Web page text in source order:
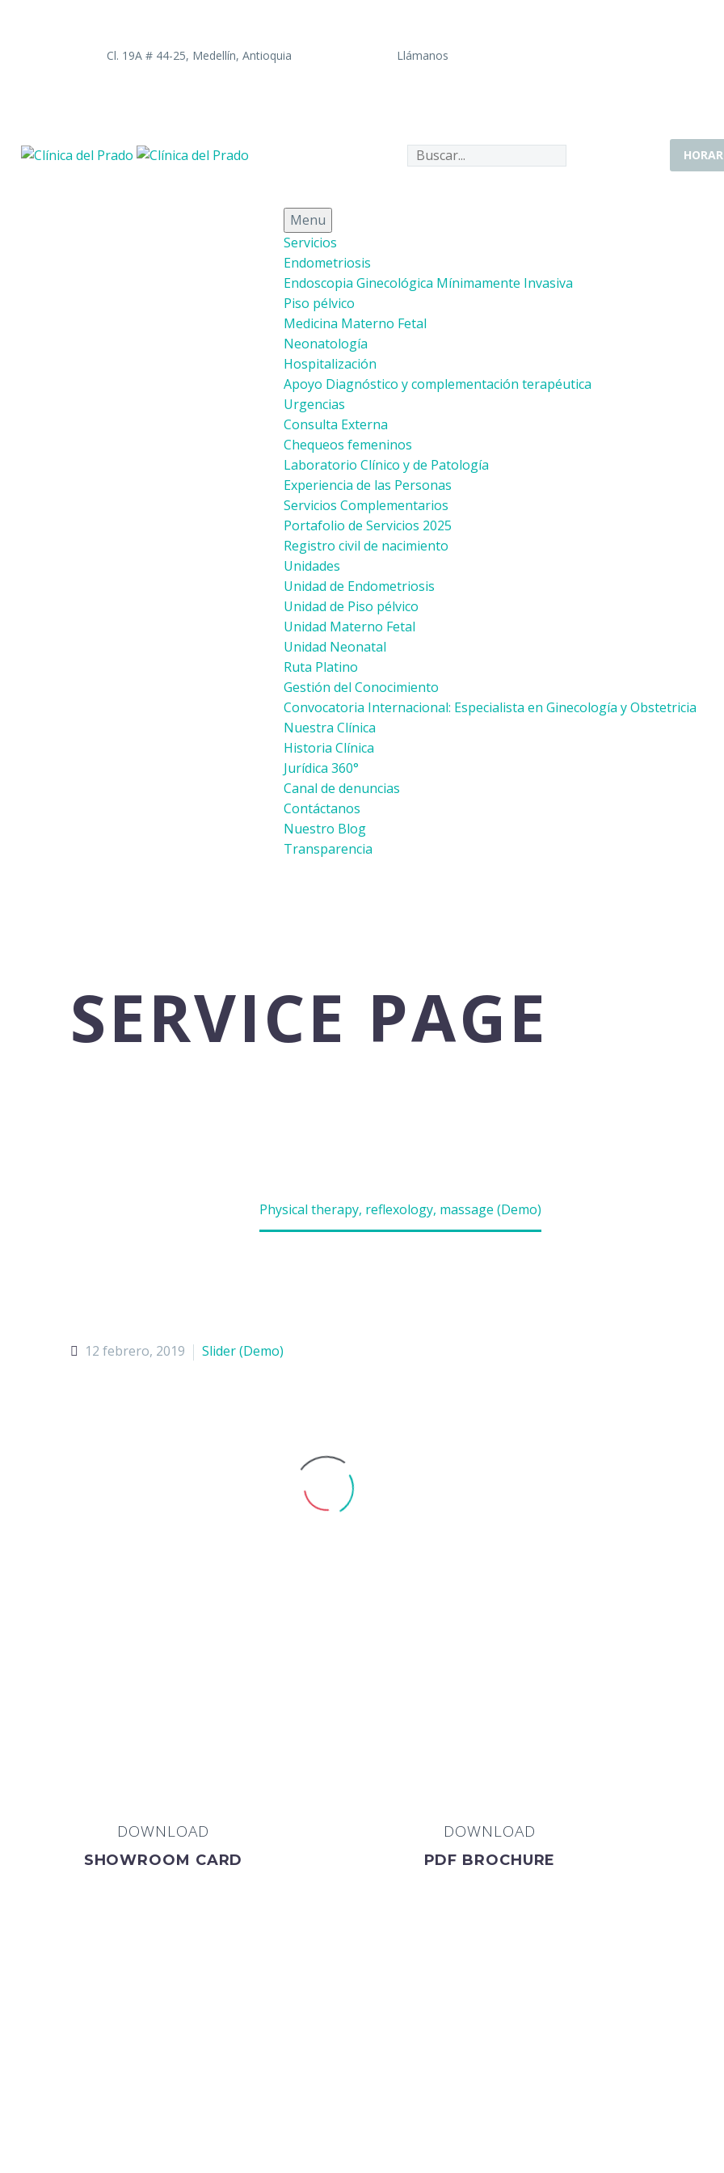
Cl. 19A # 44-25, Medellín, Antioquia Llámanos
Menu
Servicios
Endometriosis
Endoscopia Ginecológica Mínimamente Invasiva
Piso pélvico
Medicina Materno Fetal
Neonatología
Hospitalización
Apoyo Diagnóstico y complementación terapéutica
Urgencias
Consulta Externa
Chequeos femeninos
Laboratorio Clínico y de Patología
Experiencia de las Personas
Servicios Complementarios
Portafolio de Servicios 2025
Registro civil de nacimiento
Unidades
Unidad de Endometriosis
Unidad de Piso pélvico
Unidad Materno Fetal
Unidad Neonatal
Ruta Platino
Gestión del Conocimiento
Convocatoria Internacional: Especialista en Ginecología y Obstetricia
Nuestra Clínica
Historia Clínica
Jurídica 360°
Canal de denuncias
Contáctanos
Nuestro Blog
Transparencia
SERVICE PAGE
Physical therapy, reflexology, massage (Demo)
12 febrero, 2019 Slider (Demo)
DOWNLOAD
SHOWROOM CARD
DOWNLOAD
PDF BROCHURE